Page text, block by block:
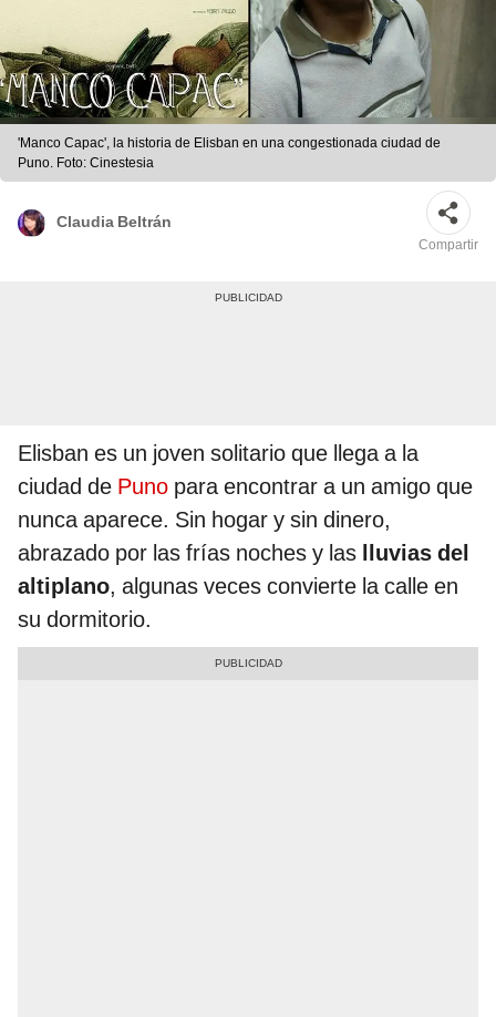
'Manco Capac', la historia de Elisban en una congestionada ciudad de
Puno. Foto: Cinestesia
Claudia Beltrán
Compartir
Elisban es un joven solitario que llega a la
ciudad de Puno para encontrar a un amigo que
nunca aparece. Sin hogar y sin dinero,
abrazado por las frías noches y las lluvias del
altiplano, algunas veces convierte la calle en
su dormitorio.